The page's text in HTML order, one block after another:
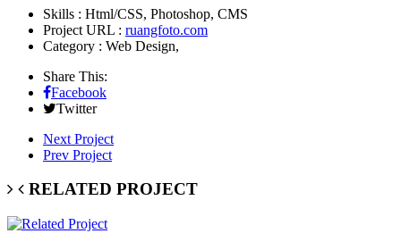
Skills : Html/CSS, Photoshop, CMS
Project URL : ruangfoto.com
Category : Web Design,
Share This:
Facebook
Twitter
Next Project
Prev Project
RELATED PROJECT